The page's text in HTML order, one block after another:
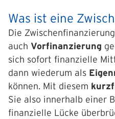
Was ist eine
Die
auch Vorfinanzierung
sich sofort finanzielle
dann wiederum als
können. Mit diesem
Sie also innerhalb einer
finanzielle Lücke